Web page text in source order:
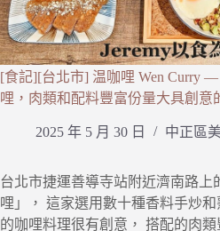
[食記][台北市] 温咖哩 Wen Curry
哩，肉類和配料豐富份量大具創意
2025 年 5 月 30 日 中正區
台北市捷運善導寺站附近濟南路上
哩」， 這家選用數十種香料手炒
的咖哩料理很有創意， 搭配的肉類